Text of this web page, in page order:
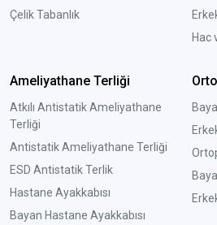
Çelik Tabanlık
Hac
Ameliyathane Terliği
Atkılı Antistatik Ameliyathane
Terliği
Antistatik Ameliyathane Terliği
ESD Antistatik Terlik
Hastane Ayakkabısı
Bayan Hastane Ayakkabısı